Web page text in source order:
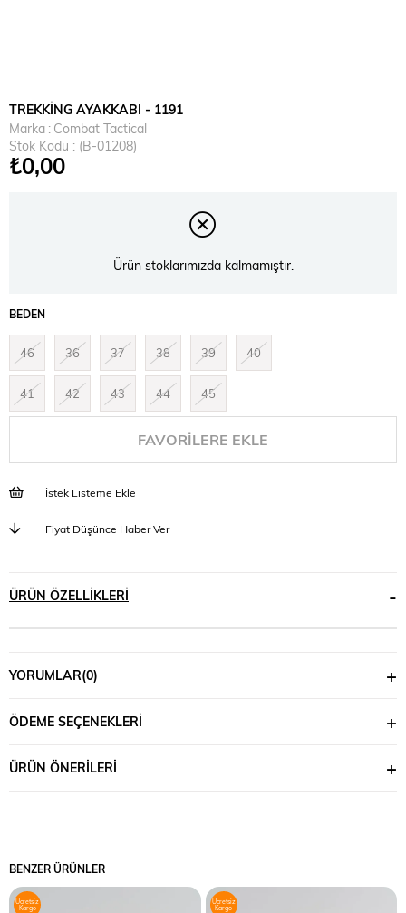
TREKKİNG AYAKKABI - 1191
Marka : Combat Tactical
Stok Kodu
(B-01208)
₺0,00
Ürün stoklarımızda kalmamıştır.
BEDEN
46 36 37 38 39 40
41 42 43 44 45
FAVORILERE EKLE
İstek Listeme Ekle
Fiyat Düşünce Haber Ver
ÜRÜN ÖZELLIKLERI
YORUMLAR(0)
ÖDEME SEÇENEKLERI
ÜRÜN ÖNERILERI
BENZER ÜRÜNLER
Ücretsiz
Kargo
Ücretsiz
Kargo